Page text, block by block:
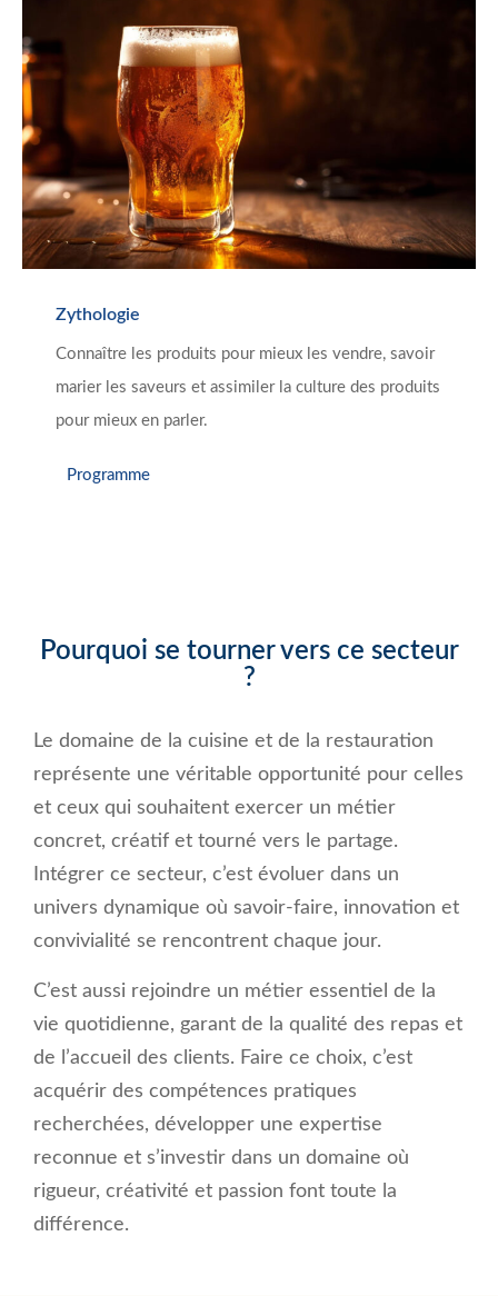
Zythologie
Connaître les produits pour mieux les vendre, savoir
marier les saveurs et assimiler la culture des produits
pour mieux en parler.
Programme
Pourquoi se tourner vers ce secteur
?
Le domaine de la cuisine et de la restauration
représente une véritable opportunité pour celles
et ceux qui souhaitent exercer un métier
concret, créatif et tourné vers le partage.
Intégrer ce secteur, c’est évoluer dans un
univers dynamique où savoir-faire, innovation et
convivialité se rencontrent chaque jour.
C’est aussi rejoindre un métier essentiel de la
vie quotidienne, garant de la qualité des repas et
de l’accueil des clients. Faire ce choix, c’est
acquérir des compétences pratiques
recherchées, développer une expertise
reconnue et s’investir dans un domaine où
rigueur, créativité et passion font toute la
différence.